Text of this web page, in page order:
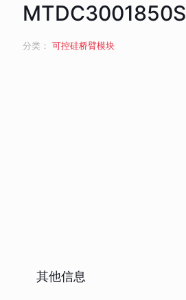
MTDC3001850S
分类： 可控硅桥臂模块
其他信息